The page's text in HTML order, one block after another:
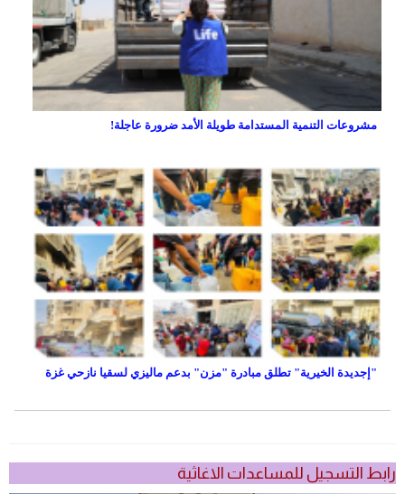
مشروعات التنمية المستدامة طويلة الأمد ضرورة عاجلة!
"إجديدة الخيرية" تطلق مبادرة "مزن" بدعم ماليزي لسقيا نازحي غزة
رابط التسجيل للمساعدات الاغاثية